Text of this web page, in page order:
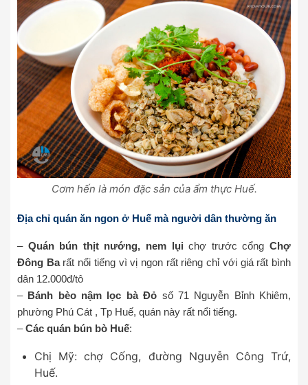
Cơm hến là món đặc sản của ẩm thực Huế.
Địa chỉ quán ăn ngon ở Huế mà người dân thường ăn
– Quán bún thịt nướng, nem lụi chợ trước cổngChợ
Đông Barất nổi tiếng vì vị ngon rất riêng chỉ với giá rất bình
dân 12.000đ/tô
– Bánh bèo nậm lọc bà Đỏ số 71 Nguyễn Bỉnh Khiêm,
phường Phú Cát , Tp Huế, quán này rất nổi tiếng.
–Các quán bún bò Huế:
Chị Mỹ: chợ Cống, đường Nguyễn Công Trứ,
Huế.